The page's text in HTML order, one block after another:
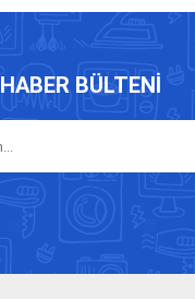
HABER BÜLTENI